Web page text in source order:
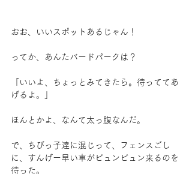
おお、いいスポットあるじゃん！
ってか、あんたバードパークは？
「いいよ、ちょっとみてきたら。待っててあ
げるよ。」
ほんとかよ、なんて太っ腹なんだ。
で、ちびっ子達に混じって、フェンスごし
に、すんげー早い車がビュンビュン来るのを
待った。